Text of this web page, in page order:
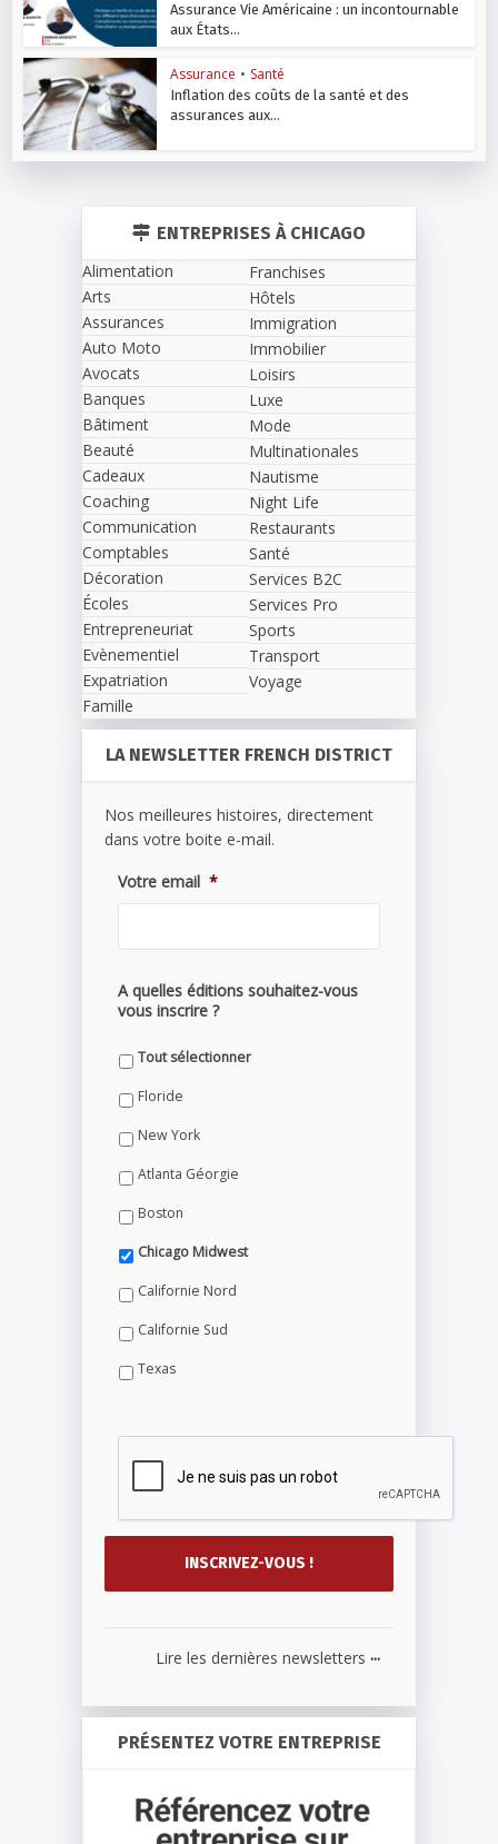
Assurance Vie Américaine : un incontournable
aux États...
Assurance • Santé
Inflation des coûts de la santé et des
assurances aux...
ENTREPRISES À CHICAGO
Alimentation
Arts
Assurances
Auto Moto
Avocats
Banques
Bâtiment
Beauté
Cadeaux
Coaching
Communication
Comptables
Décoration
Écoles
Entrepreneuriat
Evènementiel
Expatriation
Famille
Franchises
Hôtels
Immigration
Immobilier
Loisirs
Luxe
Mode
Multinationales
Nautisme
Night Life
Restaurants
Santé
Services B2C
Services Pro
Sports
Transport
Voyage
LA NEWSLETTER FRENCH DISTRICT
Nos meilleures histoires, directement
dans votre boite e-mail.
Votre email *
A quelles éditions souhaitez-vous
vous inscrire ?
Tout sélectionner
Floride
New York
Atlanta Géorgie
Boston
Chicago Midwest
Californie Nord
Californie Sud
Texas
Lire les dernières newsletters ...
PRÉSENTEZ VOTRE ENTREPRISE